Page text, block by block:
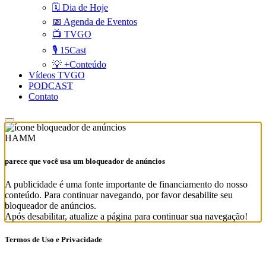
🗓️ Dia de Hoje
📅 Agenda de Eventos
📺 TVGO
🎙️ 15Cast
💡 +Conteúdo
Vídeos TVGO
PODCAST
Contato
HAMM
parece que você usa um bloqueador de anúncios
A publicidade é uma fonte importante de financiamento do nosso
conteúdo. Para continuar navegando, por favor desabilite seu
bloqueador de anúncios.
Após desabilitar, atualize a página para continuar sua navegação!
Termos de Uso e Privacidade